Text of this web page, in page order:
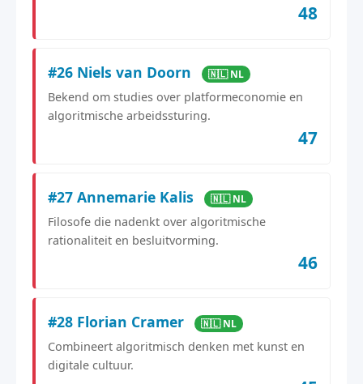
48
#26 Niels van Doorn 🇳🇱 NL
Bekend om studies over platformeconomie en
algoritmische arbeidssturing.
47
#27 Annemarie Kalis 🇳🇱 NL
Filosofe die nadenkt over algoritmische
rationaliteit en besluitvorming.
46
#28 Florian Cramer 🇳🇱 NL
Combineert algoritmisch denken met kunst en
digitale cultuur.